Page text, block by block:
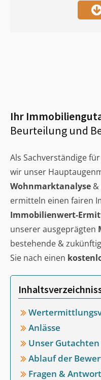
Ihr
Beurteilung und
Als Sachverständige
wir unser
Wohnmarktanalyse &
ermitteln einen fairen
Immobilienwert-
unserer ausgeprägten
bestehende &
Sie nach einen
Anlässe
Unser Gutachten
Ablauf der
Fragen &